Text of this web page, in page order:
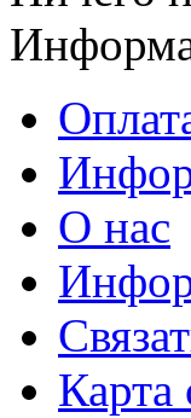
О нас
Карта